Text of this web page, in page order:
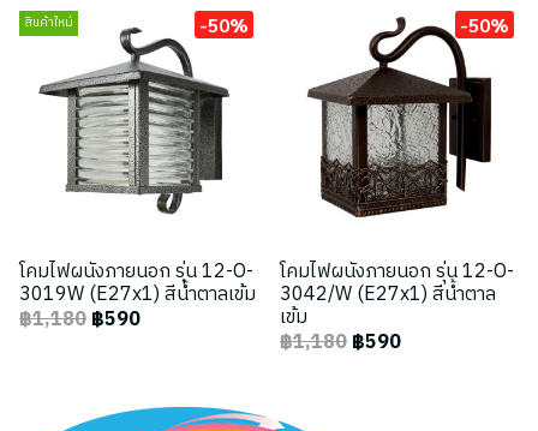
สินค้าใหม่ -50%
โคมไฟผนังภายนอก รุ่น 12-O-
3019W (E27x1) สีน้ำตาลเข้ม
฿1,180฿590
-50%
โคมไฟผนังภายนอก รุ่น 12-O-
3042/W (E27x1) สีน้ำตาล
เข้ม
฿1,180฿590